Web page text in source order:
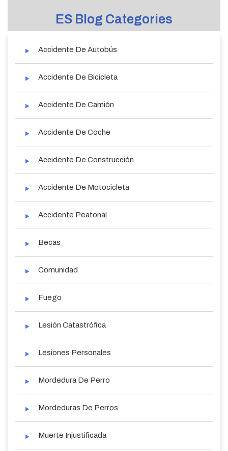
ES Blog Categories
Accidente De Autobús
Accidente De Bicicleta
Accidente De Camión
Accidente De Coche
Accidente De Construcción
Accidente De Motocicleta
Accidente Peatonal
Becas
Comunidad
Fuego
Lesión Catastrófica
Lesiones Personales
Mordedura De Perro
Mordeduras De Perros
Muerte Injustificada